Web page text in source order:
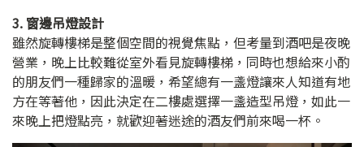
3. 窗邊吊燈設計
雖然旋轉樓梯是整個空間的視覺焦點，但考量到酒吧是夜晚
營業，晚上比較難從室外看見旋轉樓梯，同時也想給來小酌
的朋友們一種歸家的溫暖，希望總有一盞燈讓來人知道有地
方在等著他，因此決定在二樓處選擇一盞造型吊燈，如此一
來晚上把燈點亮，就歡迎著迷途的酒友們前來喝一杯。